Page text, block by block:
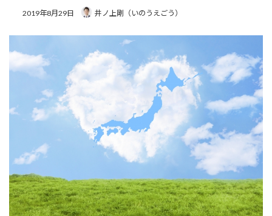
2019年8月29日 井ノ上剛（いのうえごう）